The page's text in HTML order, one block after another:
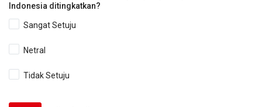
Indonesia ditingkatkan?
Sangat Setuju
Netral
Tidak Setuju